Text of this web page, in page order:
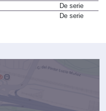
De serie
De serie